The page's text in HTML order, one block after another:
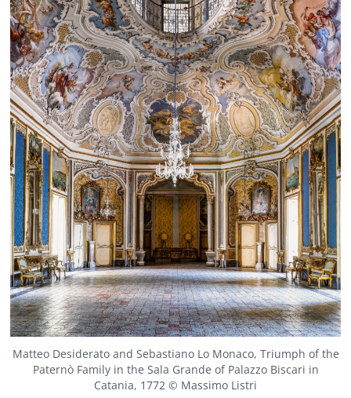
Matteo Desiderato and Sebastiano Lo Monaco, Triumph of the
Paternò Family in the Sala Grande of Palazzo Biscari in
Catania, 1772 © Massimo Listri